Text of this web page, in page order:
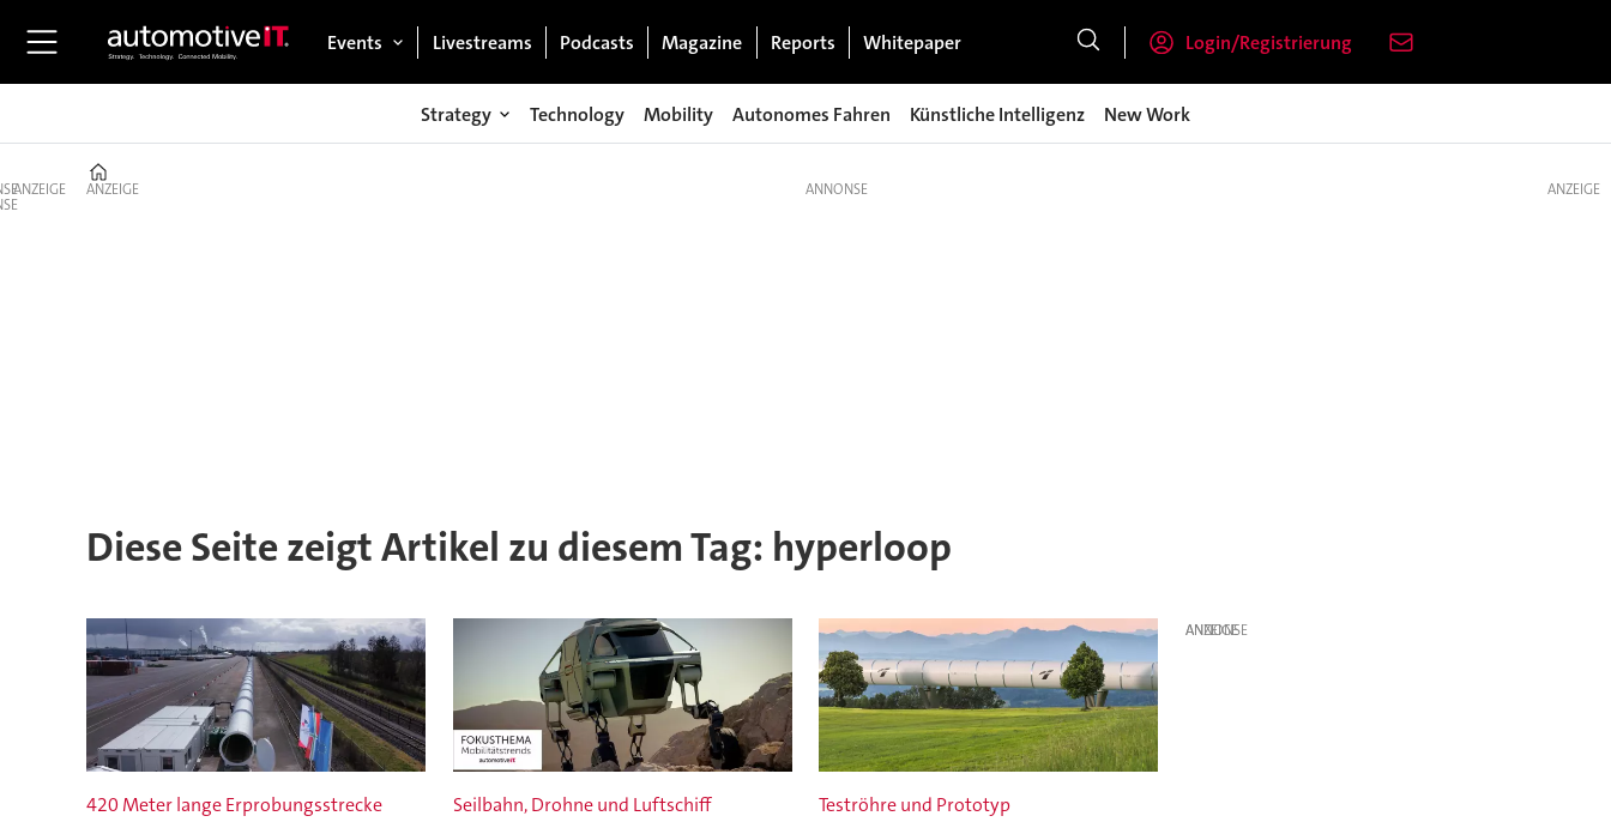
Events Livestreams Podcasts Magazine Reports Whitepaper Login/Registrierung
Strategy Technology Mobility Autonomes Fahren Künstliche Intelligenz New Work
ANZEIGE ANZEIGE
Diese Seite zeigt Artikel zu diesem Tag: hyperloop
420 Meter lange Erprobungsstrecke Seilbahn, Drohne und Luftschiff Teströhre und Prototyp
ANZEIGE
ANZEIGE